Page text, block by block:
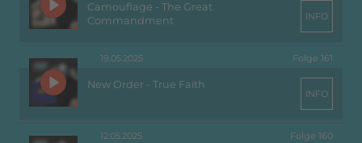
Camouflage - The Great
Commandment
INFO
19.05.2025 Folge 161
New Order - True Faith
INFO
12.05.2025 Folge 160